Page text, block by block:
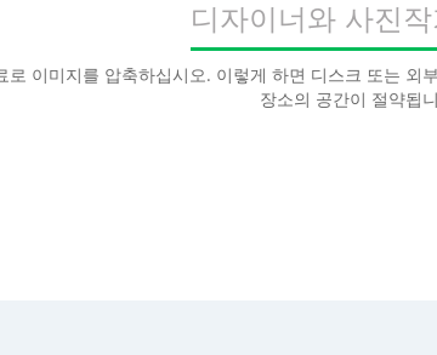
디자이너와 사진
이미지를 압축하십시오. 이렇게 하면 디스크 또는 외
장소의 공간이 절약됩